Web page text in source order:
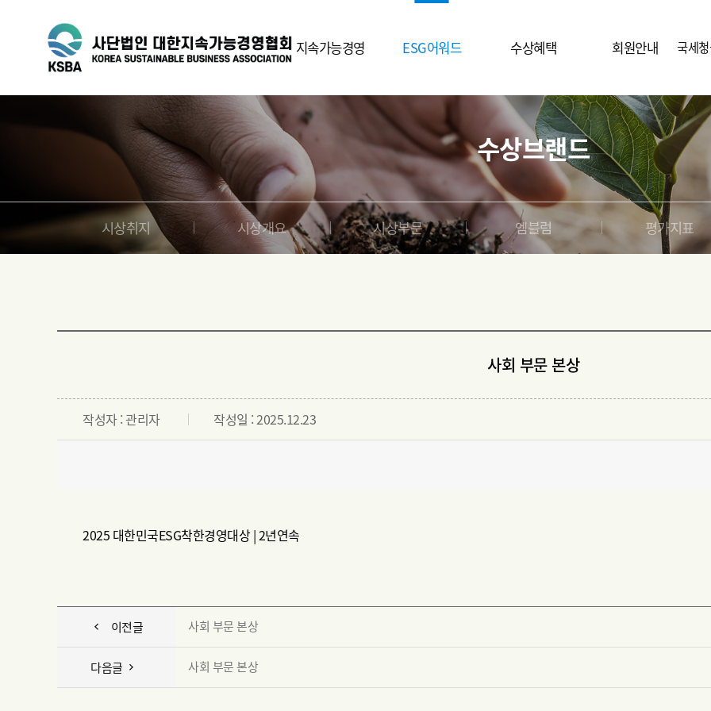
지속가능경영
ESG란
정관
ESG어워드
시상취지
시상개요
시상부문
엠블럼
평가지표
수상혜택
시상식
홍보자료
언론보도
회원안내
가입안내
국세청
수상브랜드
시상취지 시상개요 시상부문 엠블럼 평가지표
사회 부문 본상
작성자 : 관리자 작성일 : 2025.12.23
2025 대한민국ESG착한경영대상 | 2년연속
이전글 사회 부문 본상
다음글 사회 부문 본상